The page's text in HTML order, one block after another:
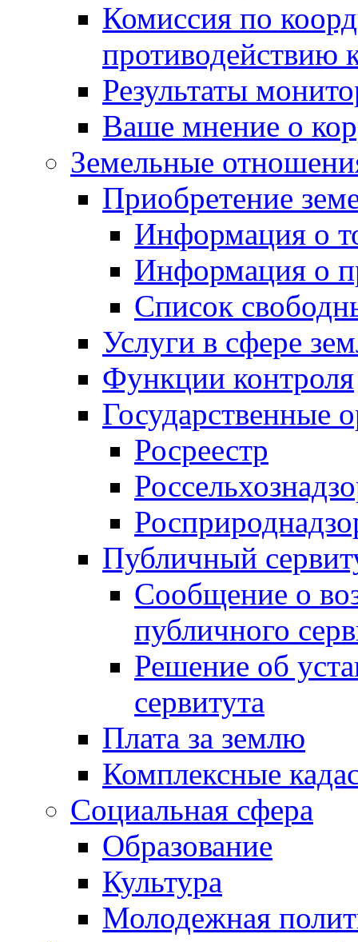
Комиссия по
противодействию
Результаты
Ваше мнение о
Земельные
Приобретение
Информация о
Информация о
Список
Услуги в сфере
Функции контроля
Государственные
Росреестр
Публичный
Сообщение о
публичного
Решение об
сервитута
Плата за землю
Комплексные
Социальная сфера
Образование
Культура
Молодежная